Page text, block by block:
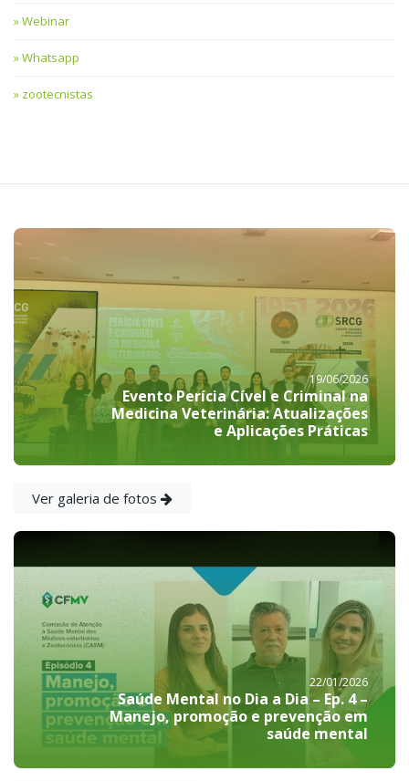
Webinar
Whatsapp
zootecnistas
19/06/2026
Evento Perícia Cível e Criminal na
Medicina Veterinária: Atualizações
e Aplicações Práticas
Ver galeria de fotos
22/01/2026
Saúde Mental no Dia a Dia – Ep. 4 –
Manejo, promoção e prevenção em
saúde mental